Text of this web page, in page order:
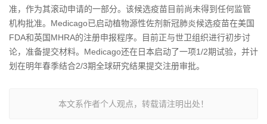
准，作为其滚动申请的一部分。该候选疫苗目前尚未得到任何监管
机构批准。Medicago已启动植物源性佐剂新冠肺炎候选疫苗在美国
FDA和英国MHRA的注册申报程序。目前正与世卫组织进行初步讨
论，准备提交材料。Medicago还在日本启动了一项1/2期试验，并计
划在明年春季结合2/3期全球研究结果提交注册审批。
本文系作者个人观点，转载请注明出处！